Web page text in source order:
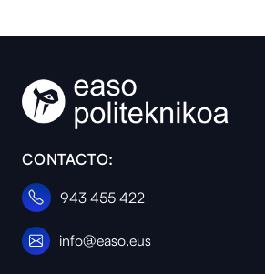
CONTACTO:
943 455 422
info@easo.eus